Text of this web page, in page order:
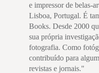
e impressor de belas-
Lisboa, Portugal. É
Books. Desde 2000
sua própria
fotografia. Como
contribuído para
revistas e jornais."